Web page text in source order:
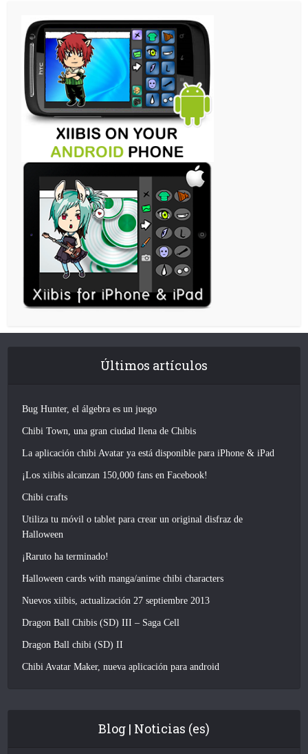
Últimos artículos
Bug Hunter, el álgebra es un juego
Chibi Town, una gran ciudad llena de Chibis
La aplicación chibi Avatar ya está disponible para iPhone & iPad
¡Los xiibis alcanzan 150,000 fans en Facebook!
Chibi crafts
Utiliza tu móvil o tablet para crear un original disfraz de
Halloween
¡Raruto ha terminado!
Halloween cards with manga/anime chibi characters
Nuevos xiibis, actualización 27 septiembre 2013
Dragon Ball Chibis (SD) III – Saga Cell
Dragon Ball chibi (SD) II
Chibi Avatar Maker, nueva aplicación para android
Blog | Noticias (es)